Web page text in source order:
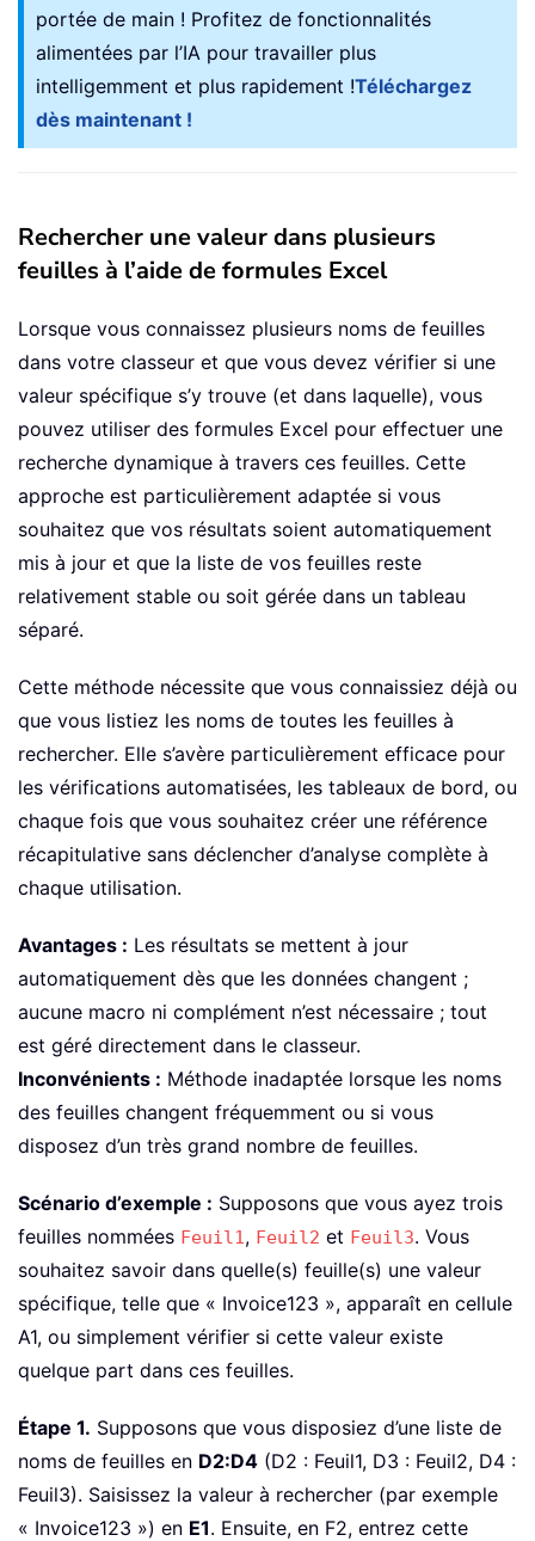
portée de main ! Profitez de fonctionnalités
alimentées par l’IA pour travailler plus
intelligemment et plus rapidement !Téléchargez
dès maintenant !
Rechercher une valeur dans plusieurs
feuilles à l’aide de formules Excel
Lorsque vous connaissez plusieurs noms de feuilles
dans votre classeur et que vous devez vérifier si une
valeur spécifique s’y trouve (et dans laquelle), vous
pouvez utiliser des formules Excel pour effectuer une
recherche dynamique à travers ces feuilles. Cette
approche est particulièrement adaptée si vous
souhaitez que vos résultats soient automatiquement
mis à jour et que la liste de vos feuilles reste
relativement stable ou soit gérée dans un tableau
séparé.
Cette méthode nécessite que vous connaissiez déjà ou
que vous listiez les noms de toutes les feuilles à
rechercher. Elle s’avère particulièrement efficace pour
les vérifications automatisées, les tableaux de bord, ou
chaque fois que vous souhaitez créer une référence
récapitulative sans déclencher d’analyse complète à
chaque utilisation.
Avantages : Les résultats se mettent à jour
automatiquement dès que les données changent ;
aucune macro ni complément n’est nécessaire ; tout
est géré directement dans le classeur.
Inconvénients : Méthode inadaptée lorsque les noms
des feuilles changent fréquemment ou si vous
disposez d’un très grand nombre de feuilles.
Scénario d’exemple : Supposons que vous ayez trois
feuilles nommées Feuil1 , Feuil2 et Feuil3. Vous
souhaitez savoir dans quelle(s) feuille(s) une valeur
spécifique, telle que « Invoice123 », apparaît en cellule
A1, ou simplement vérifier si cette valeur existe
quelque part dans ces feuilles.
Étape 1. Supposons que vous disposiez d’une liste de
noms de feuilles en D2:D4 (D2 : Feuil1, D3 : Feuil2, D4 :
Feuil3). Saisissez la valeur à rechercher (par exemple
« Invoice123 ») en E1. Ensuite, en F2, entrez cette